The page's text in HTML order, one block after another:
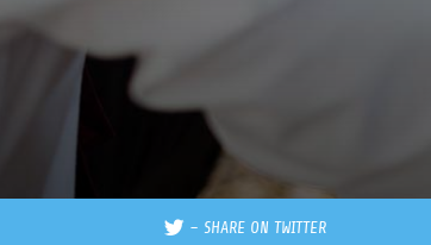
– SHARE ON TWITTER